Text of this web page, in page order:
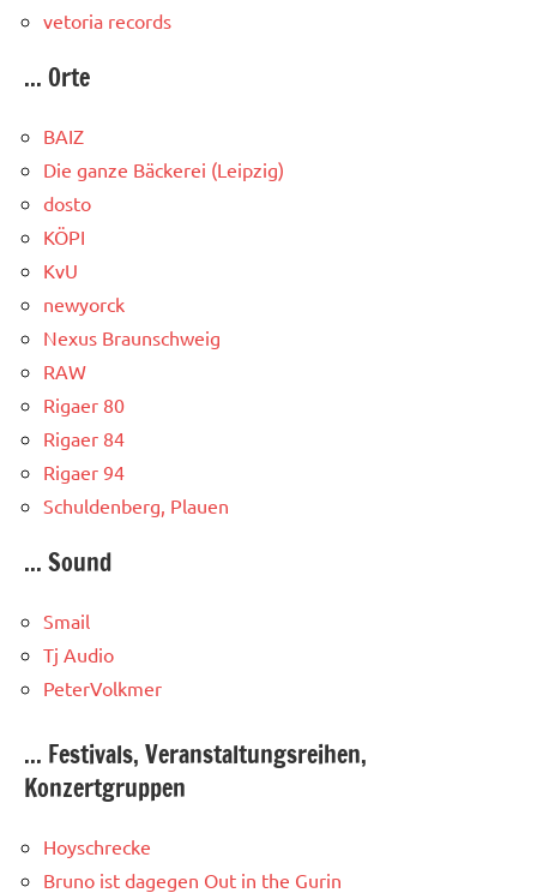
vetoria records
... Orte
BAIZ
Die ganze Bäckerei (Leipzig)
dosto
KÖPI
KvU
newyorck
Nexus Braunschweig
RAW
Rigaer 80
Rigaer 84
Rigaer 94
Schuldenberg, Plauen
... Sound
Smail
Tj Audio
PeterVolkmer
... Festivals, Veranstaltungsreihen,
Konzertgruppen
Hoyschrecke
Bruno ist dagegen Out in the Gurin